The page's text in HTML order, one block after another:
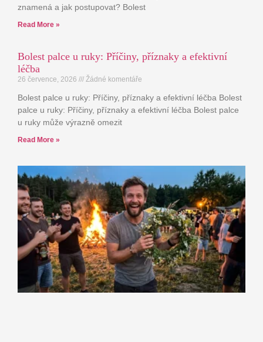
znamená a jak postupovat? Bolest
Read More »
Bolest palce u ruky: Příčiny, příznaky a efektivní
léčba
26 července, 2026 Žádné komentáře
Bolest palce u ruky: Příčiny, příznaky a efektivní léčba Bolest
palce u ruky: Příčiny, příznaky a efektivní léčba Bolest palce
u ruky může výrazně omezit
Read More »